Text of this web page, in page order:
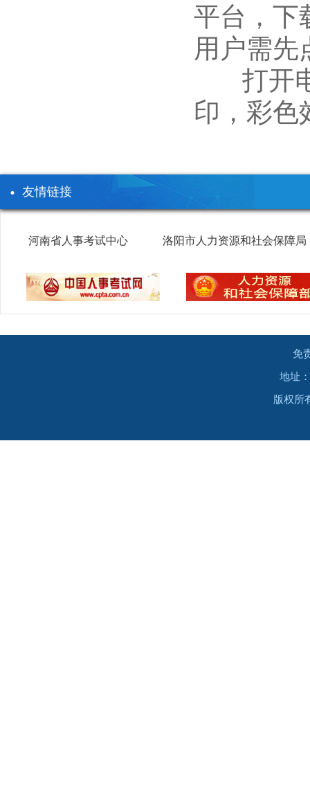
平台，下
用户需先
打开电
印，彩色
友情链接
河南省人事考试中心 洛阳市人力资源和社会保障局
免
地址
版权所